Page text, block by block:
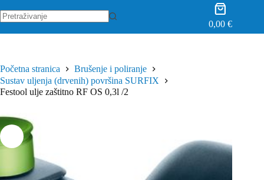
Košarica
0,00€
Početna stranica
Brušenje i poliranje
Sustav uljenja (drvenih) površina SURFIX
Festool ulje zaštitno RF OS 0,3l /2